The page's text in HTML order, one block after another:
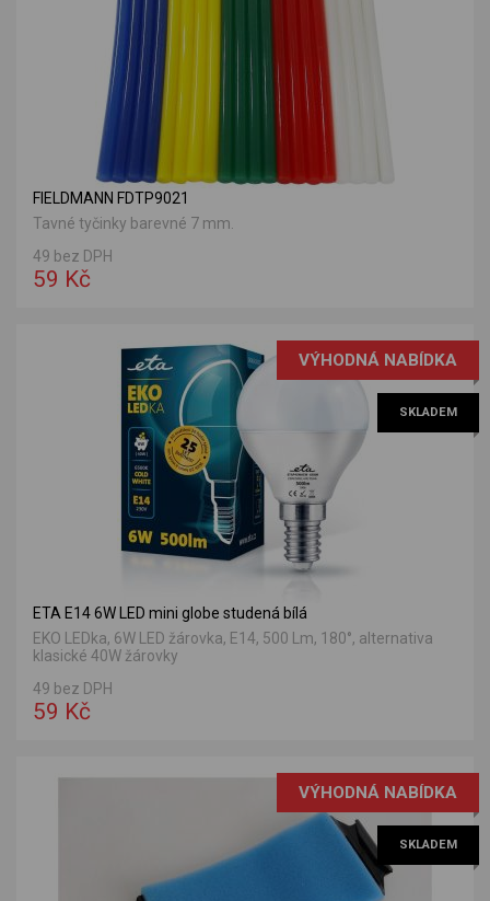
FIELDMANN FDTP9021
Tavné tyčinky barevné 7 mm.
49 bez DPH
59 Kč
VÝHODNÁ NABÍDKA
SKLADEM
ETA E14 6W LED mini globe studená bílá
EKO LEDka, 6W LED žárovka, E14, 500 Lm, 180°, alternativa
klasické 40W žárovky
49 bez DPH
59 Kč
VÝHODNÁ NABÍDKA
SKLADEM